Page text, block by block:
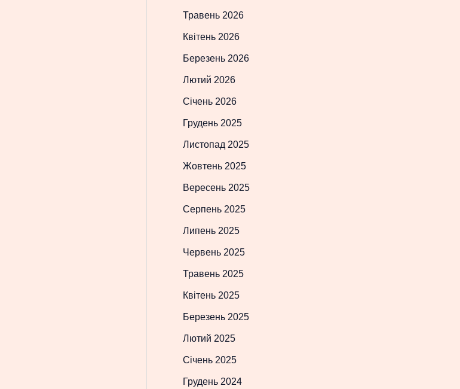
Травень 2026
Квітень 2026
Березень 2026
Лютий 2026
Січень 2026
Грудень 2025
Листопад 2025
Жовтень 2025
Вересень 2025
Серпень 2025
Липень 2025
Червень 2025
Травень 2025
Квітень 2025
Березень 2025
Лютий 2025
Січень 2025
Грудень 2024